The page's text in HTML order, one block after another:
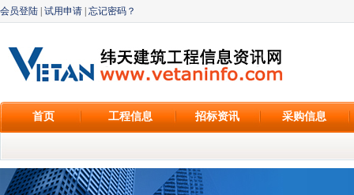
会员登陆 试用申请 忘记密码？
首页 工程信息 招标资讯 采购信息